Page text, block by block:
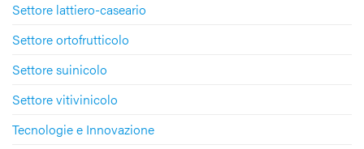
Settore lattiero-caseario
Settore ortofrutticolo
Settore suinicolo
Settore vitivinicolo
Tecnologie e Innovazione